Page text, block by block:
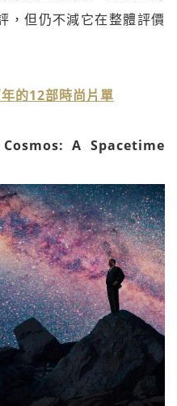
，但仍不減它在整體評價
的12部時尚片單
A Spacetime